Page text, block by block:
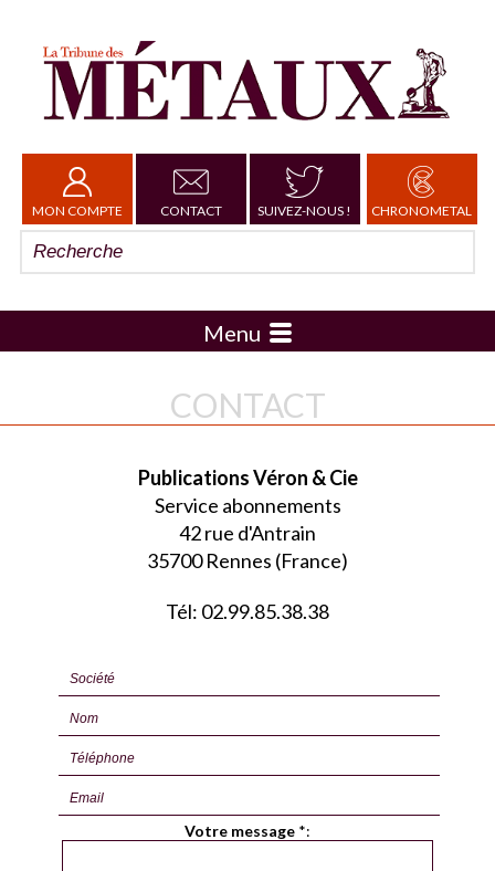
MON COMPTE CONTACT SUIVEZ-NOUS ! CHRONOMETAL
Menu
CONTACT
Publications Véron & Cie
Service abonnements
42 rue d'Antrain
35700 Rennes (France)
Tél: 02.99.85.38.38
Votre message *: